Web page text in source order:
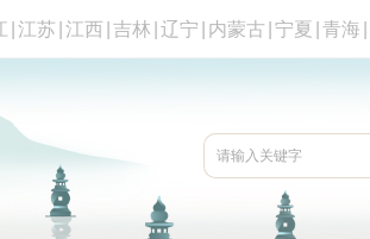
江苏 江西 吉林 辽宁 内蒙古 宁夏 青海